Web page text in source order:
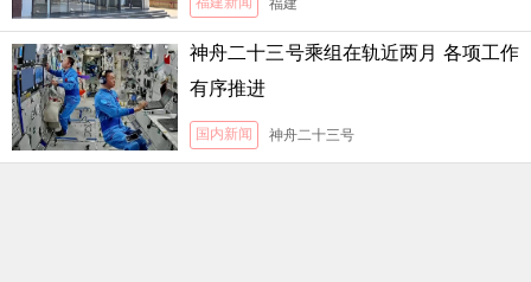
神舟二十三号乘组在轨近两月 各项工作
有序推进
国内新闻 神舟二十三号